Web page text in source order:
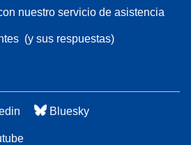
nuestro servicio de asistencia
(y sus respuestas)
Bluesky